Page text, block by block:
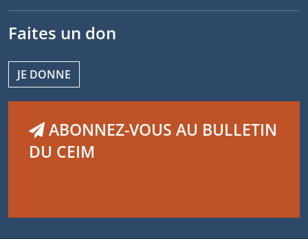
Faites un don
JE DONNE
ABONNEZ-VOUS AU BULLETIN
DU CEIM